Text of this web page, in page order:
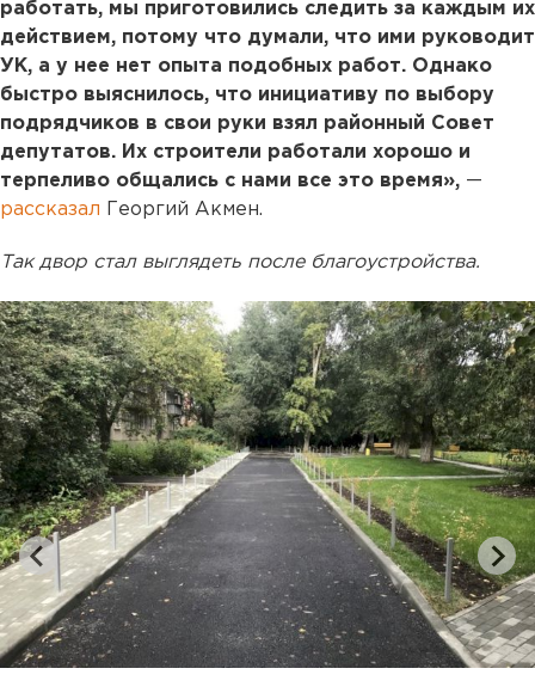
работать, мы приготовились следить за каждым их
действием, потому что думали, что ими руководит
УК, а у нее нет опыта подобных работ. Однако
быстро выяснилось, что инициативу по выбору
подрядчиков в свои руки взял районный Совет
депутатов. Их строители работали хорошо и
терпеливо общались с нами все это время», —
рассказал
Георгий Акмен.
Так двор стал выглядеть после благоустройства.